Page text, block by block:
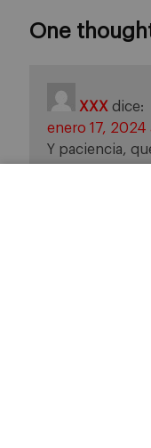
One
XXX dice:
enero 17, 2024
Y paciencia,